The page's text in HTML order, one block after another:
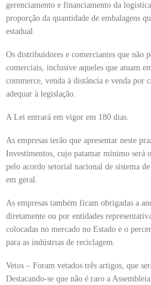
gerenciamento e financiamento da
proporção da quantidade de embalagens
estadual.
Os distribuidores e comerciantes que não
comerciais, inclusive aqueles que atuam
commerce, venda à distância e venda por
adequar à legislação.
A Lei entrará em vigor em 180 dias.
As empresas terão que apresentar neste
Investimentos, cujo patamar mínimo será
pelo acordo setorial nacional de sistema
em geral.
As empresas também ficam obrigadas a
diretamente ou por entidades
colocadas no mercado no Estado e o
para as indústrias de reciclagem.
Vetos – Foram vetados três artigos, que
Destacando-se que não é raro a